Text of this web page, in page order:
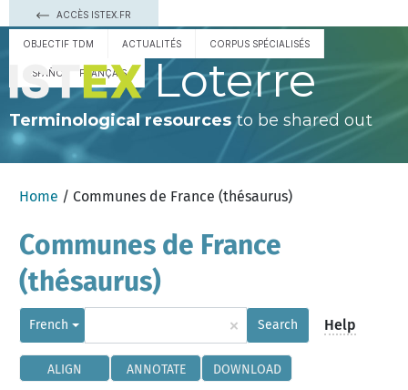
ACCÈS ISTEX.FR
OBJECTIF TDM ACTUALITÉS CORPUS SPÉCIALISÉS
ESPAÑOL FRANÇAIS Loterre
Terminological resourcesto be shared out
Home / Communes de France (thésaurus)
Communes de France
(thésaurus)
French × Search Help
ALIGN ANNOTATE DOWNLOAD